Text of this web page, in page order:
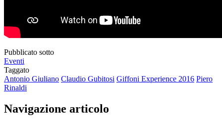
Pubblicato sotto
Eventi
Taggato
Antonio Giuliano Claudio Gubitosi Giffoni Experience 2016 Piero
Rinaldi
Navigazione articolo